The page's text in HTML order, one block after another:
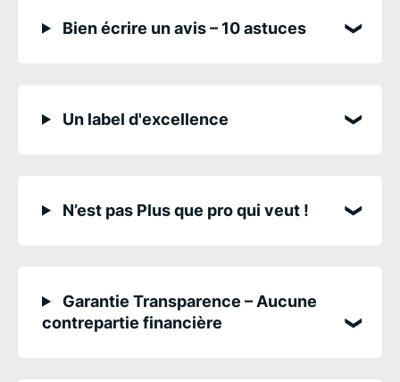
Bien écrire un avis – 10 astuces
Un label d'excellence
N’est pas Plus que pro qui veut !
Garantie Transparence – Aucune
contrepartie financière